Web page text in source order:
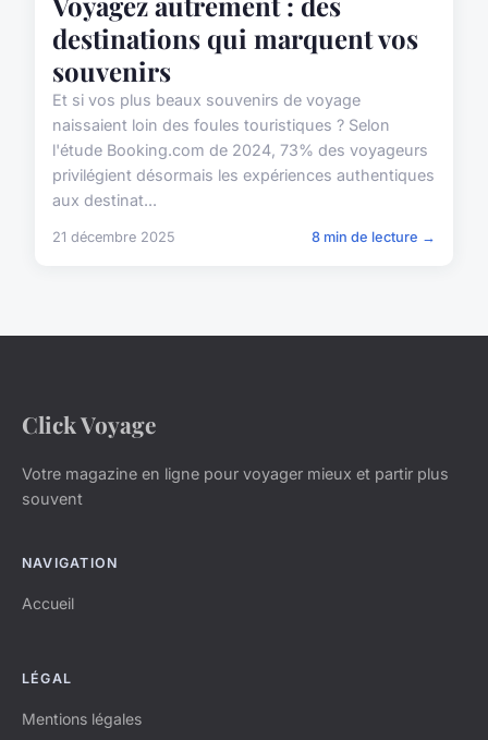
destinations qui marquent vos
souvenirs
Et si vos plus beaux souvenirs de voyage
naissaient loin des foules touristiques ? Selon
l'étude Booking.com de 2024, 73% des voyageurs
privilégient désormais les expériences authentiques
aux destinat...
21 décembre 2025 8 min de lecture →
Click Voyage
Votre magazine en ligne pour voyager mieux et partir plus
souvent
NAVIGATION
Accueil
LÉGAL
Mentions légales